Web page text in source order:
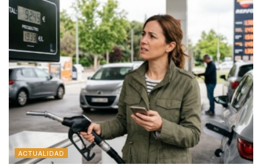
ACTUALIDAD